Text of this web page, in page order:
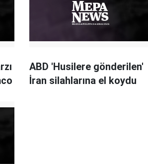
ABD 'Husilere gönderilen'
İran silahlarına el koydu